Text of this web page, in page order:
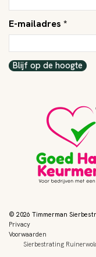
E-mailadres *
Blijf op de hoogte
© 2026 Timmerman
Privacy
Voorwaarden
Sierbestrating